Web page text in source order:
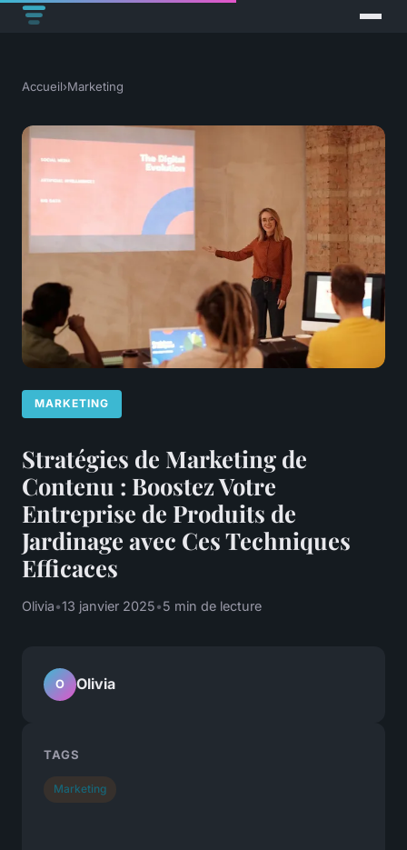
Accueil›Marketing
MARKETING
Stratégies de Marketing de
Contenu : Boostez Votre
Entreprise de Produits de
Jardinage avec Ces Techniques
Efficaces
Olivia•13 janvier 2025•5 min de lecture
O Olivia
TAGS
Marketing